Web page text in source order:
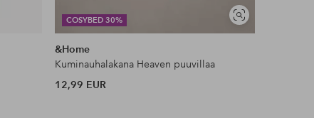
COSYBED 30%
Näytä
samankaltaisia
&Home
Kuminauhalakana Heaven puuvillaa
12,99 EUR